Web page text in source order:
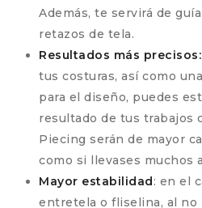
Además, te servirá de
retazos de tela.
Resultados más precisos:
tus costuras, así como
para el diseño, puedes
resultado de tus trabajos
Piecing serán de mayor
como si llevases muchos
Mayor estabilidad: en el
entretela o fliselina, al no